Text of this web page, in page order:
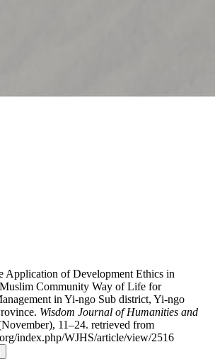
Application of Development Ethics in
Community Way of Life for
in Yi-ngo Sub district, Yi-ngo
Wisdom Journal of Humanities and
11–24. retrieved from
index.php/WJHS/article/view/2516